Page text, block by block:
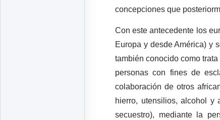
concepciones que
Con este antecedente los
Europa y desde América) y
también conocido como
personas con fines de
colaboración de otros
hierro, utensilios, alcohol y
secuestro), mediante la